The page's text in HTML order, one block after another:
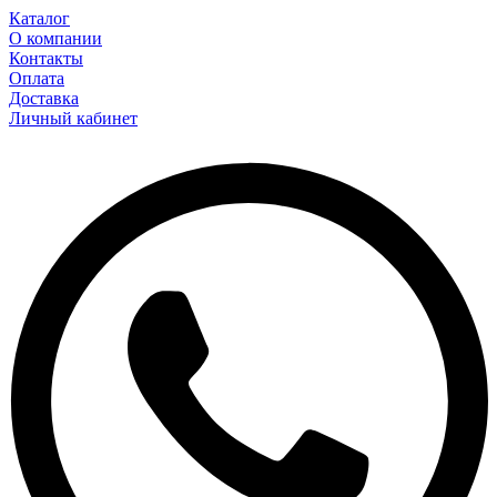
Каталог
О компании
Контакты
Оплата
Доставка
Личный кабинет